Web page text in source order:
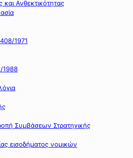
Ανθεκτικότητας
1971
1988
Συμβάσεων Στρατηγικής
εισοδήματος νομικών